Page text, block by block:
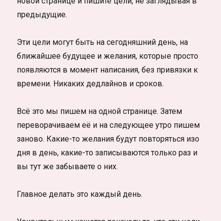
предыдущие.
Эти цели могут быть на сегодняшний день, на
ближайшее будущее и желания, которые просто
появляются в момент написания, без привязки к
времени. Никаких дедлайнов и сроков.
Всё это мы пишем на одной странице. Затем
переворачиваем её и на следующее утро пишем
заново. Какие-то желания будут повторяться изо
дня в день, какие-то записываются только раз и
вы тут же забываете о них.
Главное делать это каждый день.